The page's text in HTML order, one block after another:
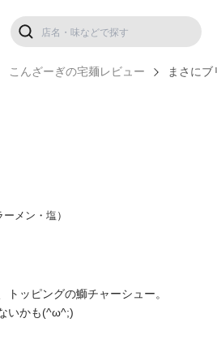
こんざーぎの宅麺レビュー まさにブ
メン・塩）
ッピングの鰤チャーシュー。
いかも(^ω^;)